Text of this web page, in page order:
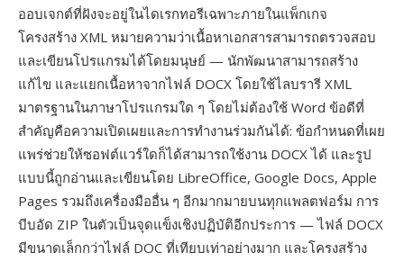
ออบเจกต์ที่ฝังจะอยู่ในไดเรกทอรีเฉพาะภายในแพ็กเกจ
โครงสร้าง XML หมายความว่าเนื้อหาเอกสารสามารถตรวจสอบ
และเขียนโปรแกรมได้โดยมนุษย์ — นักพัฒนาสามารถสร้าง
แก้ไข และแยกเนื้อหาจากไฟล์ DOCX โดยใช้ไลบรารี XML
มาตรฐานในภาษาโปรแกรมใด ๆ โดยไม่ต้องใช้ Word ข้อดีที่
สำคัญคือความเปิดเผยและการทำงานร่วมกันได้: ข้อกำหนดที่เผย
แพร่ช่วยให้ซอฟต์แวร์ใดก็ได้สามารถใช้งาน DOCX ได้ และรูป
แบบนี้ถูกอ่านและเขียนโดย LibreOffice, Google Docs, Apple
Pages รวมถึงเครื่องมืออื่น ๆ อีกมากมายบนทุกแพลตฟอร์ม การ
บีบอัด ZIP ในตัวเป็นจุดแข็งเชิงปฏิบัติอีกประการ — ไฟล์ DOCX
มีขนาดเล็กกว่าไฟล์ DOC ที่เทียบเท่าอย่างมาก และโครงสร้าง